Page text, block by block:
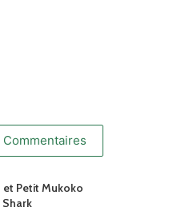
Commentaires
et Petit Mukoko